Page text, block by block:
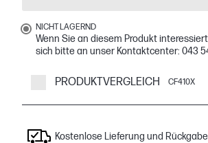
NICHT LAGERND
Wenn Sie an diesem Produkt
sich bitte an unser Kontaktcenter: 043
PRODUKTVERGLEICH CF410X
Kostenlose Lieferung und Rückgabe